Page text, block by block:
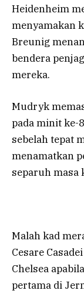
Heidenheim
menyamakan
Breunig
bendera
mereka.
Mudryk
pada minit ke-
sebelah tepat
menamatkan
separuh masa
Malah kad
Cesare
Chelsea
pertama di